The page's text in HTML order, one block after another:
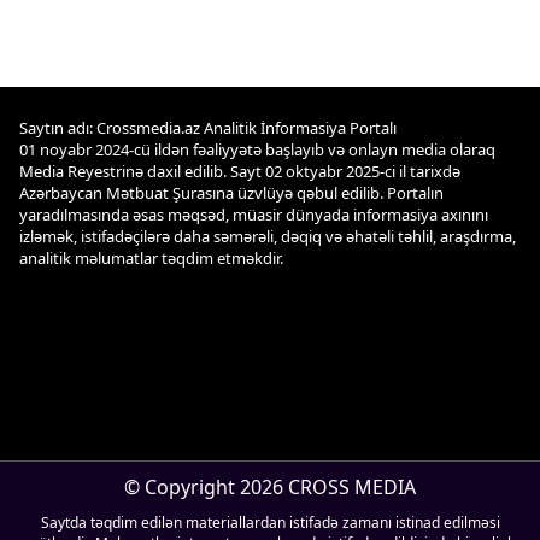
Saytın adı: Crossmedia.az Analitik İnformasiya Portalı
01 noyabr 2024-cü ildən fəaliyyətə başlayıb və onlayn media olaraq
Media Reyestrinə daxil edilib. Sayt 02 oktyabr 2025-ci il tarixdə
Azərbaycan Mətbuat Şurasına üzvlüyə qəbul edilib. Portalın
yaradılmasında əsas məqsəd, müasir dünyada informasiya axınını
izləmək, istifadəçilərə daha səmərəli, dəqiq və əhatəli təhlil, araşdırma,
analitik məlumatlar təqdim etməkdir.
© Copyright 2026 CROSS MEDIA
Saytda təqdim edilən materiallardan istifadə zamanı istinad edilməsi